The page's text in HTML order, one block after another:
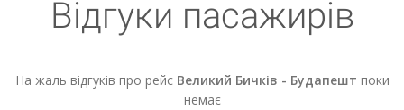
Відгуки пасажирів
На жаль відгуків про рейс Великий Бичків - Будапешт поки
немає